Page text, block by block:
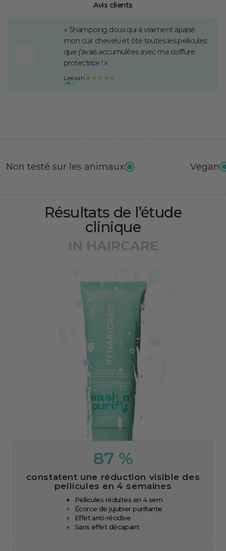
Avis clients
« J'adore ! Mon cuir chevelu se porte enfin
mieux ! Je vais continuer en espérant que
mes problèmes à ce niveau disparaissent
grâce à ce produit qui semble révolutionnaire
pour moi. »
animaux Vegan
Résultats de l’étude
clinique
IN HAIRCARE
87 %
constatent une réduction visible des
pellicules en 4 semaines
Pellicules réduites en 4 sem
Écorce de jujubier purifiante
Effet anti-récidive
Sans effet décapant